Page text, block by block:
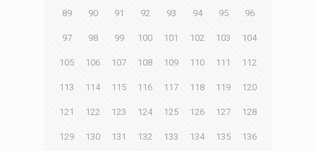
89 90 91 92 93 94 95 96
97 98 99 100 101 102 103 104
105 106 107 108 109 110 111 112
113 114 115 116 117 118 119 120
121 122 123 124 125 126 127 128
129 130 131 132 133 134 135 136